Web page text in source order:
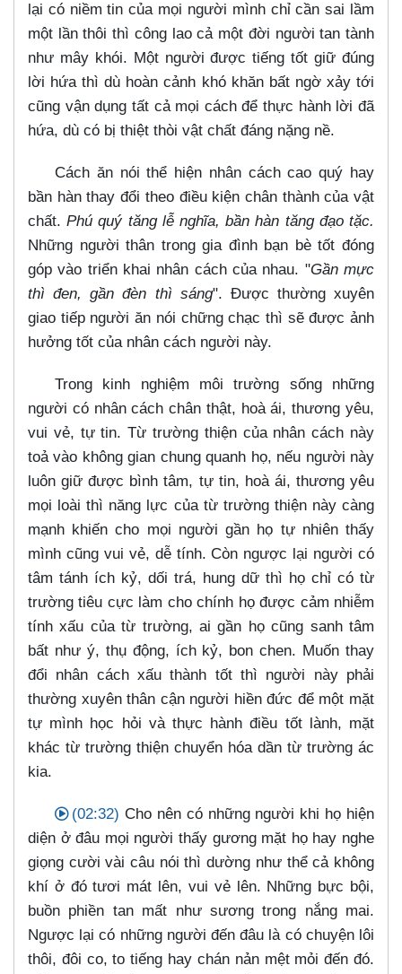
lại có niềm tin của mọi người mình chỉ cần sai lầm
một lần thôi thì công lao cả một đời người tan tành
như mây khói. Một người được tiếng tốt giữ đúng
lời hứa thì dù hoàn cảnh khó khăn bất ngờ xảy tới
cũng vận dụng tất cả mọi cách để thực hành lời đã
hứa, dù có bị thiệt thòi vật chất đáng nặng nề.
Cách ăn nói thể hiện nhân cách cao quý hay
bần hàn thay đổi theo điều kiện chân thành của vật
chất.Phú quý tăng lễ nghĩa, bần hàn tăng đạo tặc.
Những người thân trong gia đình bạn bè tốt đóng
góp vào triển khai nhân cách của nhau. "Gần mực
thì đen, gần đèn thì sáng". Được thường xuyên
giao tiếp người ăn nói chững chạc thì sẽ được ảnh
hưởng tốt của nhân cách người này.
Trong kinh nghiệm môi trường sống những
người có nhân cách chân thật, hoà ái, thương yêu,
vui vẻ, tự tin. Từ trường thiện của nhân cách này
toả vào không gian chung quanh họ, nếu người này
luôn giữ được bình tâm, tự tin, hoà ái, thương yêu
mọi loài thì năng lực của từ trường thiện này càng
mạnh khiến cho mọi người gần họ tự nhiên thấy
mình cũng vui vẻ, dễ tính. Còn ngược lại người có
tâm tánh ích kỷ, dối trá, hung dữ thì họ chỉ có từ
trường tiêu cực làm cho chính họ được cảm nhiễm
tính xấu của từ trường, ai gần họ cũng sanh tâm
bất như ý, thụ động, ích kỷ, bon chen. Muốn thay
đổi nhân cách xấu thành tốt thì người này phải
thường xuyên thân cận người hiền đức để một mặt
tự mình học hỏi và thực hành điều tốt lành, mặt
khác từ trường thiện chuyển hóa dần từ trường ác
kia.
(02:32) Cho nên có những người khi họ hiện
diện ở đâu mọi người thấy gương mặt họ hay nghe
giọng cười vài câu nói thì dường như thể cả không
khí ở đó tươi mát lên, vui vẻ lên. Những bực bội,
buồn phiền tan mất như sương trong nắng mai.
Ngược lại có những người đến đâu là có chuyện lôi
thôi, đôi co, to tiếng hay chán nản mệt mỏi đến đó.